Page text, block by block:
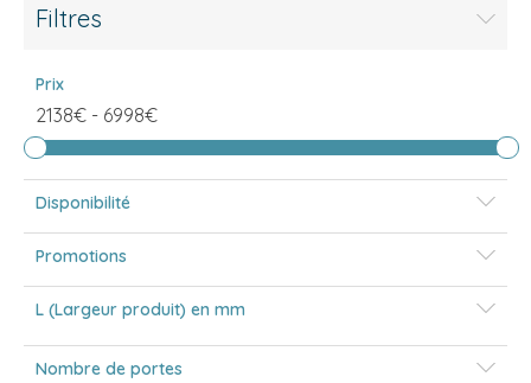
Filtres
Prix
2138€ - 6998€
Disponibilité
Promotions
L (Largeur produit) en mm
Nombre de portes